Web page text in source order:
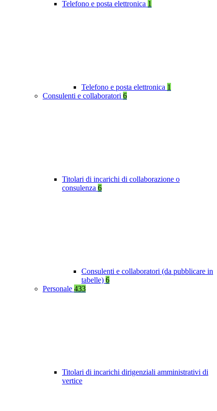
Telefono e posta elettronica 1
Telefono e posta elettronica 1
Consulenti e collaboratori 6
Titolari di incarichi di collaborazione o
consulenza 6
Consulenti e collaboratori (da pubblicare in
tabelle) 6
Personale 433
Titolari di incarichi dirigenziali amministrativi di
vertice